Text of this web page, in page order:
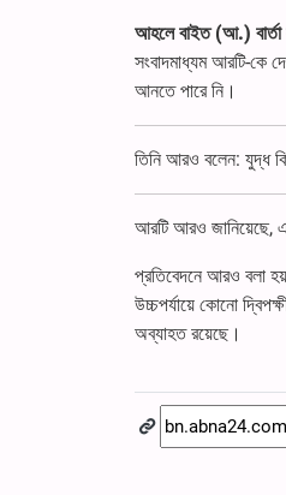
আহলে বাইত (আ.)
সংবাদমাধ্যম আরটি-কে
আনতে পারে নি।
তিনি আরও বলেন: যুদ্ধ
আরটি আরও জানিয়েছে,
প্রতিবেদনে আরও বলা
উচ্চপর্যায়ে কোনো
অব্যাহত রয়েছে।